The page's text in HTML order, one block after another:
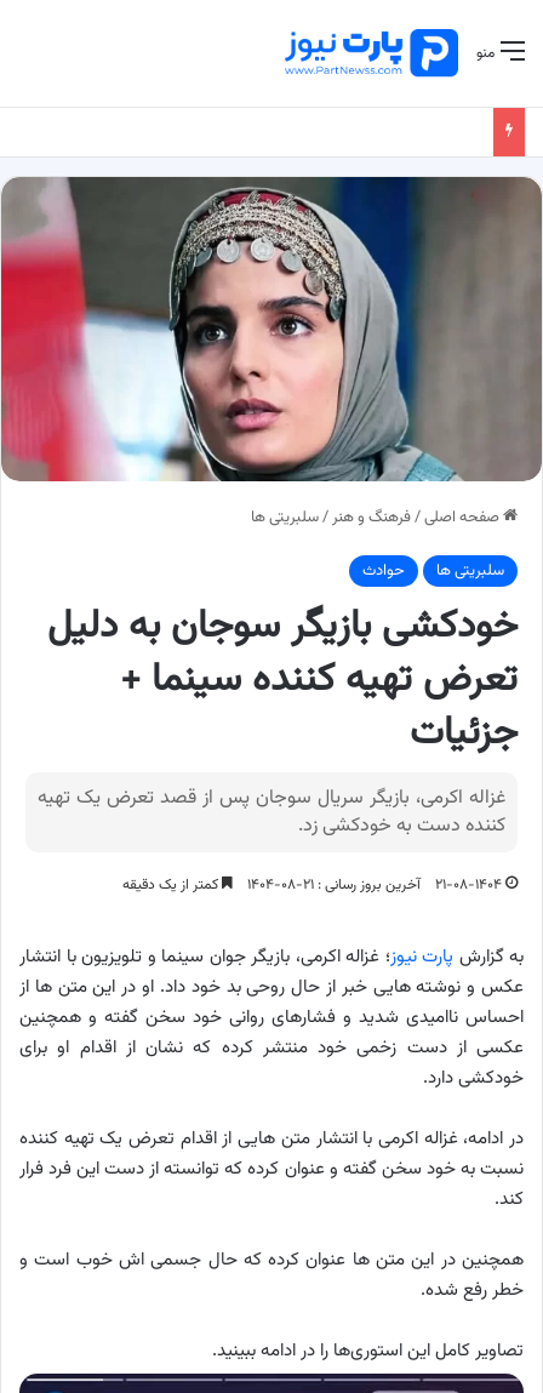
منو
صفحه اصلی/فرهنگ و هنر/سلبریتی ها
سلبریتی ها حوادث
خودکشی بازیگر سوجان به دلیل
تعرض تهیه کننده سینما +
جزئیات
غزاله اکرمی، بازیگر سریال سوجان پس از قصد تعرض یک تهیه
کننده دست به خودکشی زد.
۲۱-۰۸-۱۴۰۴ آخرین بروز رسانی : ۲۱-۰۸-۱۴۰۴ کمتر از یک دقیقه
به گزارش پارت نیوز؛ غزاله اکرمی، بازیگر جوان سینما و تلویزیون با انتشار
عکس و نوشته هایی خبر از حال روحی بد خود داد. او در این متن ها از
احساس ناامیدی شدید و فشارهای روانی خود سخن گفته و همچنین
عکسی از دست زخمی خود منتشر کرده که نشان از اقدام او برای
خودکشی دارد.
در ادامه، غزاله اکرمی با انتشار متن هایی از اقدام تعرض یک تهیه کننده
نسبت به خود سخن گفته و عنوان کرده که توانسته از دست این فرد فرار
کند.
همچنین در این متن ها عنوان کرده که حال جسمی اش خوب است و
خطر رفع شده.
تصاویر کامل این استوری‌ها را در ادامه ببینید.